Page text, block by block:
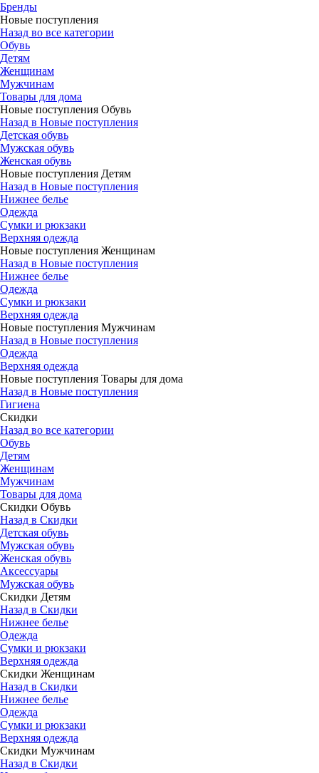
Бренды
Новые поступления
Назад во все категории
Обувь
Детям
Женщинам
Мужчинам
Товары для дома
Новые поступления Обувь
Назад в Новые поступления
Детская обувь
Мужская обувь
Женская обувь
Новые поступления Детям
Назад в Новые поступления
Нижнее белье
Одежда
Сумки и рюкзаки
Верхняя одежда
Новые поступления Женщинам
Назад в Новые поступления
Нижнее белье
Одежда
Сумки и рюкзаки
Верхняя одежда
Новые поступления Мужчинам
Назад в Новые поступления
Одежда
Верхняя одежда
Новые поступления Товары для дома
Назад в Новые поступления
Гигиена
Скидки
Назад во все категории
Обувь
Детям
Женщинам
Мужчинам
Товары для дома
Скидки Обувь
Назад в Скидки
Детская обувь
Мужская обувь
Женская обувь
Аксессуары
Мужская обувь
Скидки Детям
Назад в Скидки
Нижнее белье
Одежда
Сумки и рюкзаки
Верхняя одежда
Скидки Женщинам
Назад в Скидки
Нижнее белье
Одежда
Сумки и рюкзаки
Верхняя одежда
Скидки Мужчинам
Назад в Скидки